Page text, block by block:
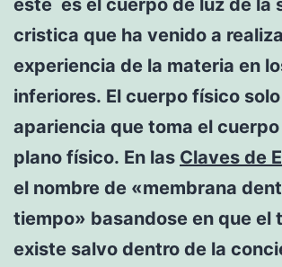
cristica que ha venido a
experiencia de la materia en
inferiores. El cuerpo físico
apariencia que toma el
plano físico. En las Claves de
el nombre de «membrana
tiempo» basandose en que el
existe salvo dentro de la